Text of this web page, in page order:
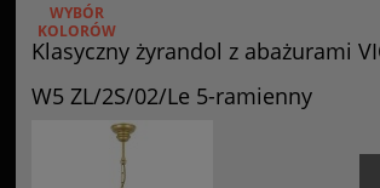
Klasyczny żyrandol z abażurami
W5 ZL/2S/02/Le 5-ramienny
WYBÓR
KOLORÓW